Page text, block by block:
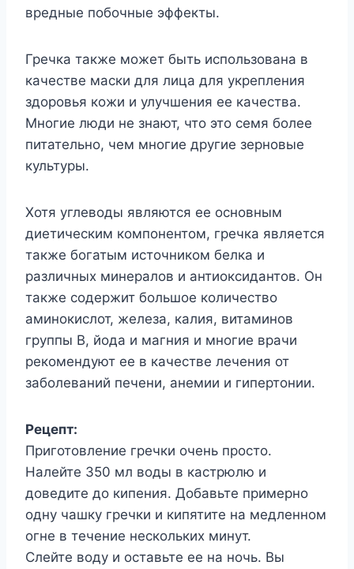
вредные побочные эффекты.
Гречка также может быть использована в
качестве маски для лица для укрепления
здоровья кожи и улучшения ее качества.
Многие люди не знают, что это семя более
питательно, чем многие другие зерновые
культуры.
Хотя углеводы являются ее основным
диетическим компонентом, гречка является
также богатым источником белка и
различных минералов и антиоксидантов. Он
также содержит большое количество
аминокислот, железа, калия, витаминов
группы В, йода и магния и многие врачи
рекомендуют ее в качестве лечения от
заболеваний печени, анемии и гипертонии.
Рецепт:
Приготовление гречки очень просто.
Налейте 350 мл воды в кастрюлю и
доведите до кипения. Добавьте примерно
одну чашку гречки и кипятите на медленном
огне в течение нескольких минут.
Слейте воду и оставьте ее на ночь. Вы